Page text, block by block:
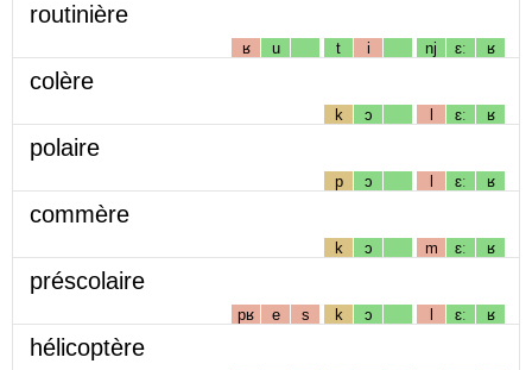
routinière
ʁ u t i nj ɛː ʁ
colère
k ɔ l ɛː ʁ
polaire
p ɔ l ɛː ʁ
commère
k ɔ m ɛː ʁ
préscolaire
pʁ e s k ɔ l ɛː ʁ
hélicoptère